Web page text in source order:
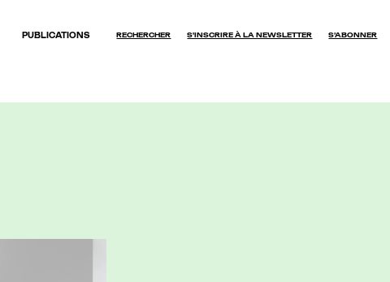
PUBLICATIONS RECHERCHER S'INSCRIRE À LA NEWSLETTER S’ABONNER